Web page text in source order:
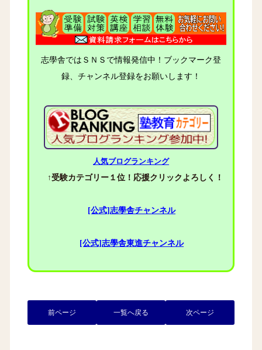
志學舎ではＳＮＳで情報発信中！ブックマーク登
録、チャンネル登録をお願いします！
人気ブログランキング
↑受験カテゴリー１位！応援クリックよろしく！
[公式]志學舎チャンネル
[公式]志學舎東進チャンネル
前ページ 一覧へ戻る 次ページ